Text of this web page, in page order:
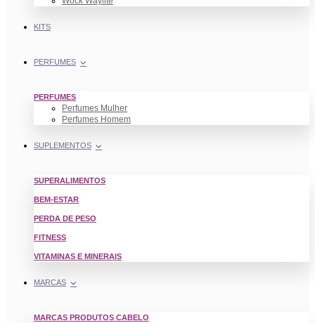
KITS
PERFUMES
PERFUMES
Perfumes Mulher
Perfumes Homem
SUPLEMENTOS
SUPERALIMENTOS
BEM-ESTAR
PERDA DE PESO
FITNESS
VITAMINAS E MINERAIS
MARCAS
MARCAS PRODUTOS CABELO